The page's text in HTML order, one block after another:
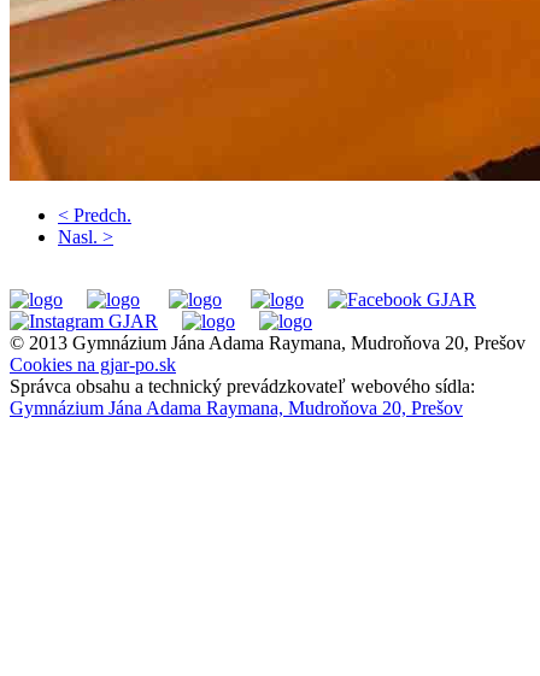
< Predch.
Nasl. >
© 2013 Gymnázium Jána Adama Raymana, Mudroňova 20, Prešov
Cookies na gjar-po.sk
Správca obsahu a technický prevádzkovateľ webového sídla:
Gymnázium Jána Adama Raymana, Mudroňova 20, Prešov